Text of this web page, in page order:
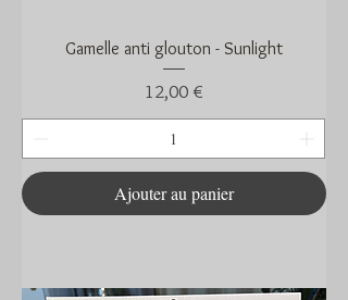
Gamelle anti glouton - Sunlight
Prix
12,00 €
Ajouter au panier